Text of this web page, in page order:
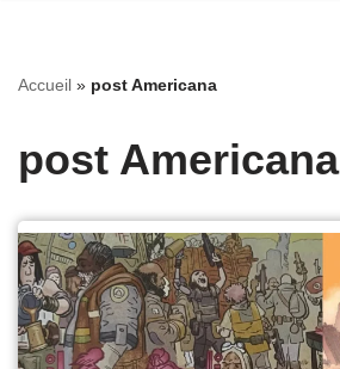
Accueil » post Americana
post Americana